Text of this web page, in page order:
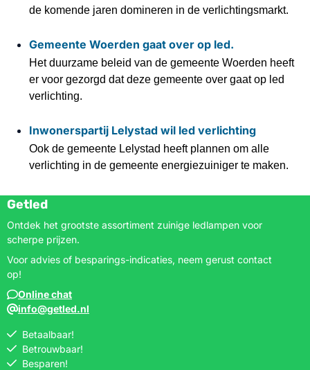
de komende jaren domineren in de verlichtingsmarkt.
Gemeente Woerden gaat over op led.
Het duurzame beleid van de gemeente Woerden heeft
er voor gezorgd dat deze gemeente over gaat op led
verlichting.
Inwonerspartij Lelystad wil led verlichting
Ook de gemeente Lelystad heeft plannen om alle
verlichting in de gemeente energiezuiniger te maken.
Getled
Ontdek het grootste assortiment zuinige ledlampen voor
scherpe prijzen.
Voor advies of besparings-indicaties, neem gerust contact
op!
Online chat
info@getled.nl
Betaalbaar!
Betrouwbaar!
Besparen!